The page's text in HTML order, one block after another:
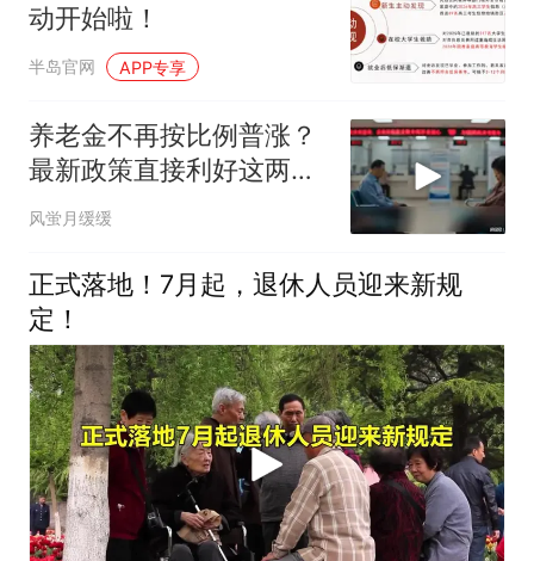
动开始啦！
半岛官网 APP专享
养老金不再按比例普涨？
最新政策直接利好这两类
人
风蛍月缓缓
正式落地！7月起，退休人员迎来新规
定！